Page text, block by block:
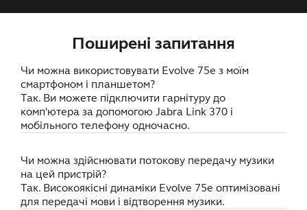
Поширені запитання
Чи можна використовувати Evolve 75e з моїм
смартфоном і планшетом?
Так. Ви можете підключити гарнітуру до
комп'ютера за допомогою Jabra Link 370 і
мобільного телефону одночасно.
Чи можна здійснювати потокову передачу музики
на цей пристрій?
Так. Високоякісні динаміки Evolve 75e оптимізовані
для передачі мови і відтворення музики.